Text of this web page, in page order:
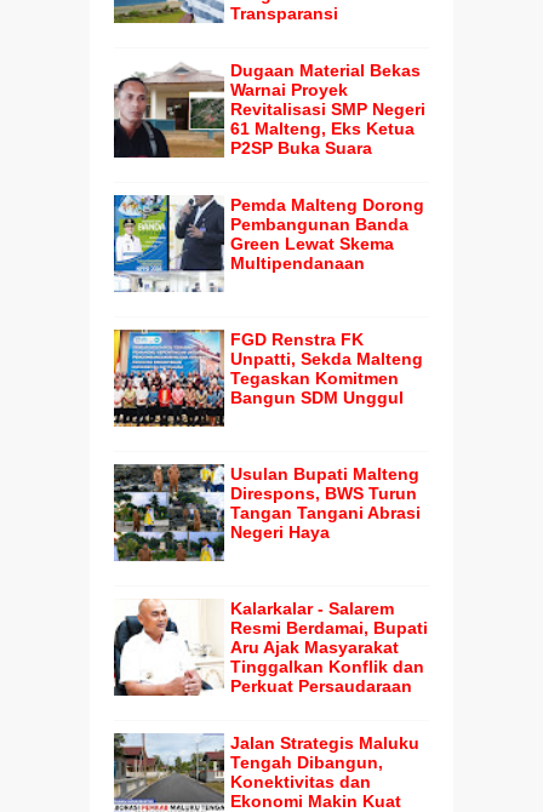
Transparansi
Dugaan Material Bekas
Warnai Proyek
Revitalisasi SMP Negeri
61 Malteng, Eks Ketua
P2SP Buka Suara
Pemda Malteng Dorong
Pembangunan Banda
Green Lewat Skema
Multipendanaan
FGD Renstra FK
Unpatti, Sekda Malteng
Tegaskan Komitmen
Bangun SDM Unggul
Usulan Bupati Malteng
Direspons, BWS Turun
Tangan Tangani Abrasi
Negeri Haya
Kalarkalar - Salarem
Resmi Berdamai, Bupati
Aru Ajak Masyarakat
Tinggalkan Konflik dan
Perkuat Persaudaraan
Jalan Strategis Maluku
Tengah Dibangun,
Konektivitas dan
Ekonomi Makin Kuat